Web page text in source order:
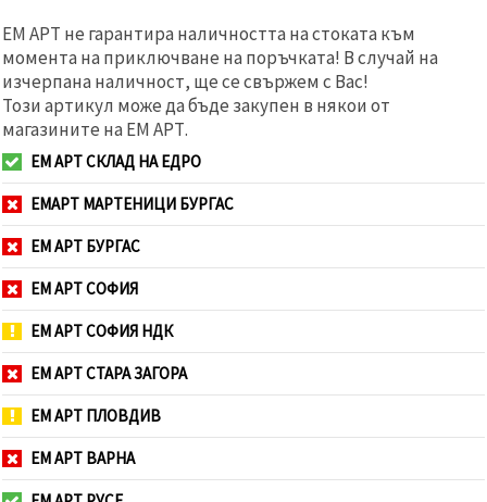
ЕМ АРТ не гарантира наличността на стоката към
момента на приключване на поръчката! В случай на
изчерпана наличност, ще се свържем с Вас!
Този артикул може да бъде закупен в някои от
магазините на ЕМ АРТ.
ЕМ АРТ СКЛАД НА ЕДРО
ЕМАРТ МАРТЕНИЦИ БУРГАС
ЕМ АРТ БУРГАС
ЕМ АРТ СОФИЯ
ЕМ АРТ СОФИЯ НДК
ЕМ АРТ СТАРА ЗАГОРА
ЕМ АРТ ПЛОВДИВ
ЕМ АРТ ВАРНА